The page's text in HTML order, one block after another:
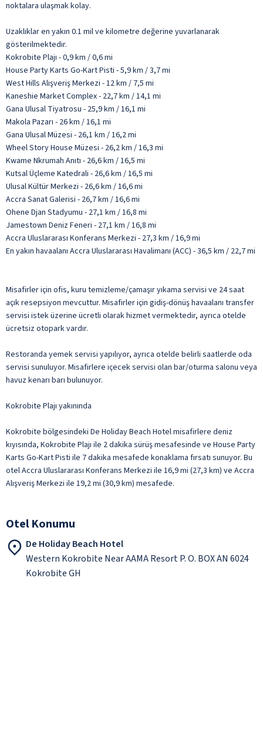
noktalara ulaşmak kolay.
Uzaklıklar en yakın 0.1 mil ve kilometre değerine yuvarlanarak
gösterilmektedir.
Kokrobite Plajı - 0,9 km / 0,6 mi
House Party Karts Go-Kart Pisti - 5,9 km / 3,7 mi
West Hills Alışveriş Merkezi - 12 km / 7,5 mi
Kaneshie Market Complex - 22,7 km / 14,1 mi
Gana Ulusal Tiyatrosu - 25,9 km / 16,1 mi
Makola Pazarı - 26 km / 16,1 mi
Gana Ulusal Müzesi - 26,1 km / 16,2 mi
Wheel Story House Müzesi - 26,2 km / 16,3 mi
Kwame Nkrumah Anıtı - 26,6 km / 16,5 mi
Kutsal Üçleme Katedrali - 26,6 km / 16,5 mi
Ulusal Kültür Merkezi - 26,6 km / 16,6 mi
Accra Sanat Galerisi - 26,7 km / 16,6 mi
Ohene Djan Stadyumu - 27,1 km / 16,8 mi
Jamestown Deniz Feneri - 27,1 km / 16,8 mi
Accra Uluslararası Konferans Merkezi - 27,3 km / 16,9 mi
En yakın havaalanı Accra Uluslararası Havalimanı (ACC) - 36,5 km / 22,7 mi
Misafirler için ofis, kuru temizleme/çamaşır yıkama servisi ve 24 saat
açık resepsiyon mevcuttur. Misafirler için gidiş-dönüş havaalanı transfer
servisi istek üzerine ücretli olarak hizmet vermektedir, ayrıca otelde
ücretsiz otopark vardır.
Restoranda yemek servisi yapılıyor, ayrıca otelde belirli saatlerde oda
servisi sunuluyor. Misafirlere içecek servisi olan bar/oturma salonu veya
havuz kenarı barı bulunuyor.
Kokrobite Plajı yakınında
Kokrobite bölgesindeki De Holiday Beach Hotel misafirlere deniz
kıyısında, Kokrobite Plajı ile 2 dakika sürüş mesafesinde ve House Party
Karts Go-Kart Pisti ile 7 dakika mesafede konaklama fırsatı sunuyor. Bu
otel Accra Uluslararası Konferans Merkezi ile 16,9 mi (27,3 km) ve Accra
Alışveriş Merkezi ile 19,2 mi (30,9 km) mesafede.
Otel Konumu
De Holiday Beach Hotel
Western Kokrobite Near AAMA Resort P. O. BOX AN 6024
Kokrobite GH